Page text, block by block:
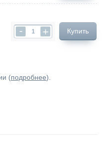
- + Купить
(подробнее).